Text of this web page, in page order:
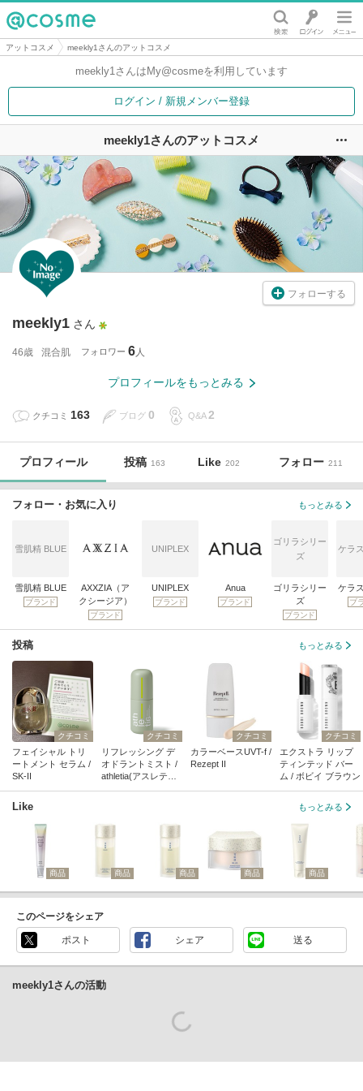
@cosme
アットコスメ meekly1さんのアットコスメ
meekly1さんは My@cosmeを利用しています
ログイン / 新規メンバー登録
meekly1さんのアットコスメ
フォローする
meekly1 さん
46歳 混合肌 フォロワー 6
プロフィールをもっとみる
クチコミ 163 ブログ 0 Q&A 2
プロフィール 投稿 163 Like 202 フォロー 211
フォロー・お気に入り もっとみる
雪肌精 BLUE
雪肌精 BLUE
ブランド
AXXZIA（ア
クシージア）
ブランド
UNIPLEX
UNIPLEX
ブランド
Anua
ブランド
ゴリラシリー
ズ
ゴリラシリー
ズ
ブランド
ケラ
ケラ
ブ
投稿 もっとみる
クチコミ
フェイシャル トリ
ートメント セラム /
SK-II
クチコミ
リフレッシング デ
オドラントミスト /
athletia(アスレティ
クチコミ
カラーベースUVT-f /
Rezept II
クチコミ
エクストラ リップ
ティンテッド バー
ム / ボビイ ブラウン
Like もっとみる
商品 商品 商品 商品 商品
このページをシェア
ポスト シェア 送る
meekly1さんの活動